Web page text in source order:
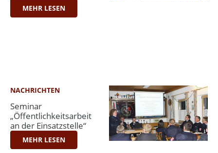
MEHR LESEN
NACHRICHTEN
Seminar
„Öffentlichkeitsarbeit
an der Einsatzstelle“
MEHR LESEN